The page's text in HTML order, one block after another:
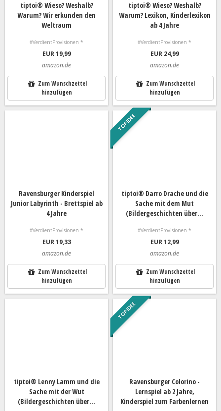
tiptoi® Wieso? Weshalb?
Warum? Wir erkunden den
Weltraum
#VerdientProvisionen *
EUR 19,99
amazon.de
Zum Wunschzettel
hinzufügen
tiptoi® Wieso? Weshalb?
Warum? Lexikon, Kinderlexikon
ab 4 Jahre
#VerdientProvisionen *
EUR 24,99
amazon.de
Zum Wunschzettel
hinzufügen
Ravensburger Kinderspiel
Junior Labyrinth - Brettspiel ab
4 Jahre
#VerdientProvisionen *
EUR 19,33
amazon.de
Zum Wunschzettel
hinzufügen
TOP IDEE
tiptoi® Darro Drache und die
Sache mit dem Mut
(Bildergeschichten über...
#VerdientProvisionen *
EUR 12,99
amazon.de
Zum Wunschzettel
hinzufügen
tiptoi® Lenny Lamm und die
Sache mit der Wut
(Bildergeschichten über...
TOP IDEE
Ravensburger Colorino -
Lernspiel ab 2 Jahre,
Kinderspiel zum Farbenlernen